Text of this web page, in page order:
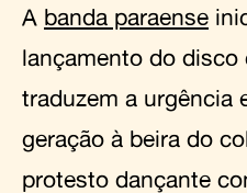
A banda paraense
lançamento do
traduzem a urgência
geração à beira do
protesto dançante